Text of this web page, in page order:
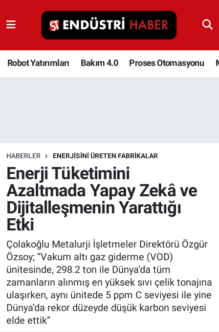
Robot Yatırımları Bakım 4.0 Proses Otomasyonu
HABERLER ENERJISINI ÜRETEN FABRIKALAR
Enerji Tüketimini
Azaltmada Yapay Zekâ ve
Dijitalleşmenin Yarattığı
Etki
Çolakoğlu Metalurji İşletmeler Direktörü Özgür
Özsoy; “Vakum altı gaz giderme (VOD)
ünitesinde, 298.2 ton ile Dünya’da tüm
zamanların alınmış en yüksek sıvı çelik tonajına
ulaşırken, aynı ünitede 5 ppm C seviyesi ile yine
Dünya’da rekor düzeyde düşük karbon seviyesi
elde ettik”
Robot Yatırımları
Bakım 4.0
Depolama Çözümleri
İnşaat ve Malzeme
HaberOrtak
Enerjisini Üreten Fabrikalar
Endüstri 4.0 Uygulamaları
Ağır Sanayi Çözümleri